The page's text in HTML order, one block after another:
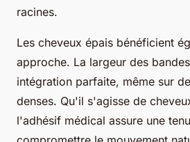
racines.
Les cheveux épais bénéficient
approche. La largeur des
intégration parfaite, même sur
denses. Qu'il s'agisse de
l'adhésif médical assure une